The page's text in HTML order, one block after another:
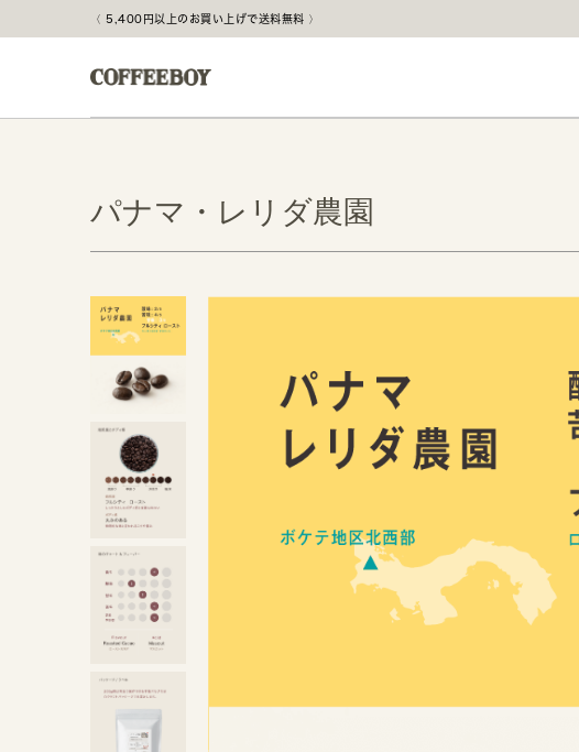
5,400円以上のお買い上げで送料無料
パナマ・レリダ農園